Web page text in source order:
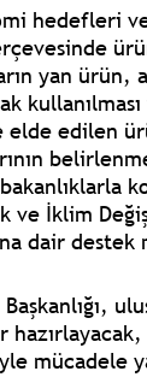
hedefleri ve
yan
elde edilen
ve İklim
dair destek
mücadele